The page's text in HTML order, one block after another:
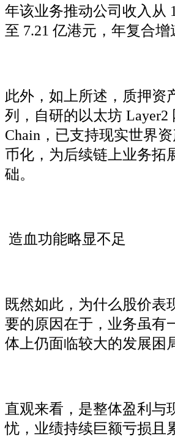
年该业务推动公司收入从
至 7.21 亿港元，年复合增
此外，如上所述，质押资
列，自研的以太坊 Layer2
Chain，已支持现实世界
币化，为后续链上业务拓
础。
造血功能略显不足
既然如此，为什么股价表
要的原因在于，业务虽有
体上仍面临较大的发展困
直观来看，是整体盈利与
忧，业绩持续巨额亏损且